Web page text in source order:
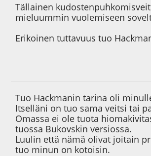
Tällainen
mieluummin vuolemiseen
Erikoinen tuttavuus tuo
Tuo Hackmanin tarina oli
Itselläni on tuo sama veitsi tai
Omassa ei ole tuota
tuossa Bukovskin versiossa.
Luulin että nämä olivat joitain
tuo minun on kotoisin.